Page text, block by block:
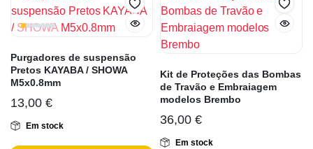
Purgadores de suspensão
Pretos KAYABA / SHOWA
M5x0.8mm
13,00 €
Em stock
Kit de Proteções das Bombas
de Travão e Embraiagem
modelos Brembo
36,00 €
Em stock